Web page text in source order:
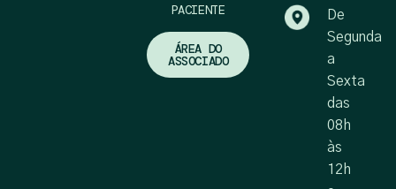
PACIENTE
ÁREA DO
ASSOCIADO
De
Segunda
a
Sexta
das
08h
às
12h